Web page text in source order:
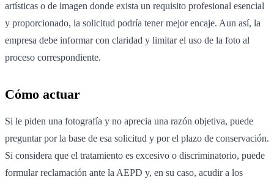
artísticas o de imagen donde exista un requisito profesional esencial
y proporcionado, la solicitud podría tener mejor encaje. Aun así, la
empresa debe informar con claridad y limitar el uso de la foto al
proceso correspondiente.
Cómo actuar
Si le piden una fotografía y no aprecia una razón objetiva, puede
preguntar por la base de esa solicitud y por el plazo de conservación.
Si considera que el tratamiento es excesivo o discriminatorio, puede
formular reclamación ante la AEPD y, en su caso, acudir a los